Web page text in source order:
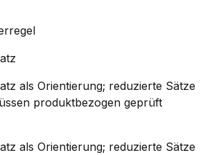
als Orientierung; reduzierte Sätze
produktbezogen geprüft
als Orientierung; reduzierte Sätze